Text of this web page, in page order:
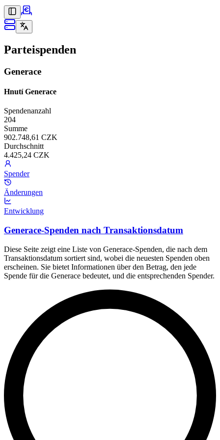
Parteispenden
Generace
Hnutí Generace
Spendenanzahl
204
Summe
902.748,61 CZK
Durchschnitt
4.425,24 CZK
Spender
Änderungen
Entwicklung
Generace-Spenden nach Transaktionsdatum
Diese Seite zeigt eine Liste von Generace-Spenden, die nach dem
Transaktionsdatum sortiert sind, wobei die neuesten Spenden oben
erscheinen. Sie bietet Informationen über den Betrag, den jede
Spende für die Generace bedeutet, und die entsprechenden Spender.